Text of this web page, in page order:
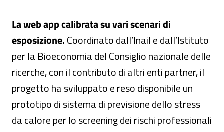
La web app calibrata su vari scenari di
esposizione.Coordinato dall’Inail e dall’Istituto
per la Bioeconomia del Consiglio nazionale delle
ricerche, con il contributo di altri enti partner, il
progetto ha sviluppato e reso disponibile un
prototipo di sistema di previsione dello stress
da calore per lo screening dei rischi professionali